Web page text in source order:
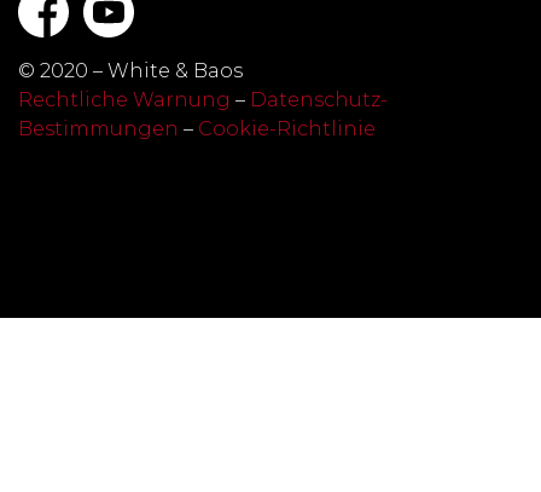
© 2020 – White & Baos
Rechtliche Warnung – Datenschutz-
Bestimmungen – Cookie-Richtlinie